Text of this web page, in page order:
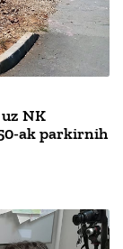
NK
ak parkirnih